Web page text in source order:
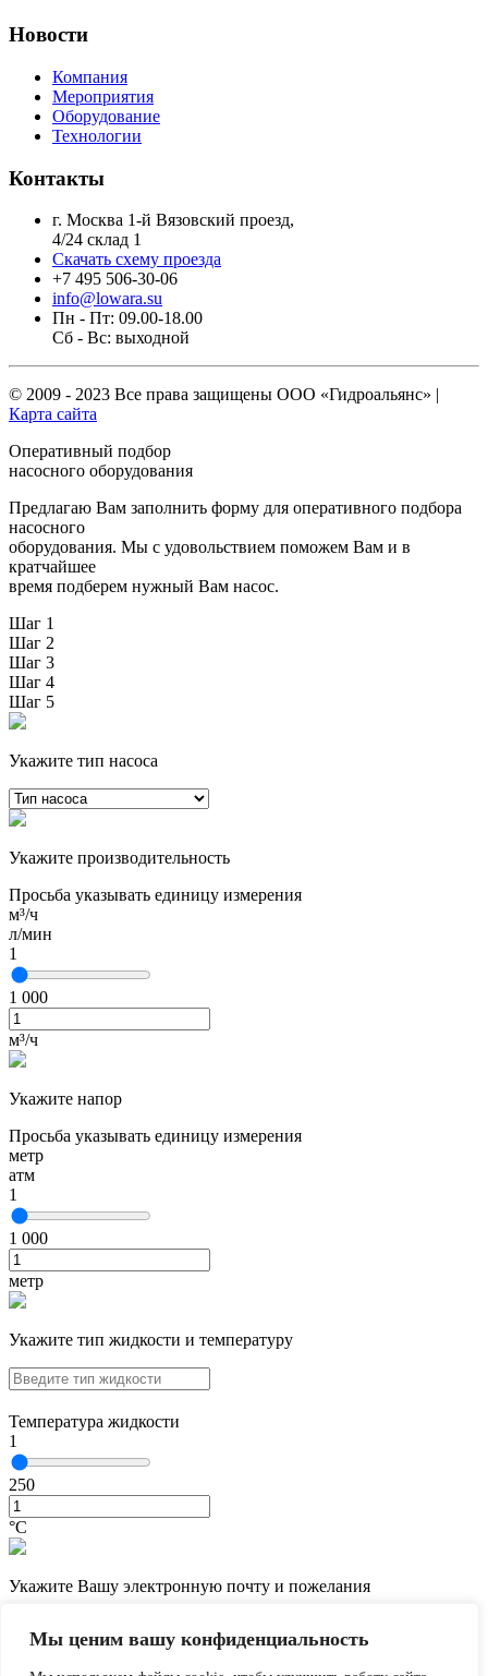
Мы ценим вашу конфиденциальность
Новости
Компания
Мероприятия
Оборудование
Технологии
Контакты
г. Москва 1-й Вязовский проезд,
4/24 склад 1
Скачать схему проезда
+7 495 506-30-06
info@lowara.su
Пн - Пт: 09.00-18.00
Сб - Вс: выходной
© 2009 - 2023 Все права защищены ООО «Гидроальянс» |
Карта сайта
Оперативный подбор
насосного оборудования
Предлагаю Вам заполнить форму для оперативного подбора
насосного
оборудования. Мы с удовольствием поможем Вам и в
кратчайшее
время подберем нужный Вам насос.
Шаг 1
Шаг 2
Шаг 3
Шаг 4
Шаг 5
Укажите тип насоса
Укажите производительность
Просьба указывать единицу измерения
м³/ч
л/мин
1
1 000
м³/ч
Укажите напор
Просьба указывать единицу измерения
метр
атм
1
1 000
метр
Укажите тип жидкости и температуру
Температура жидкости
1
250
°С
Укажите Вашу электронную почту и пожелания